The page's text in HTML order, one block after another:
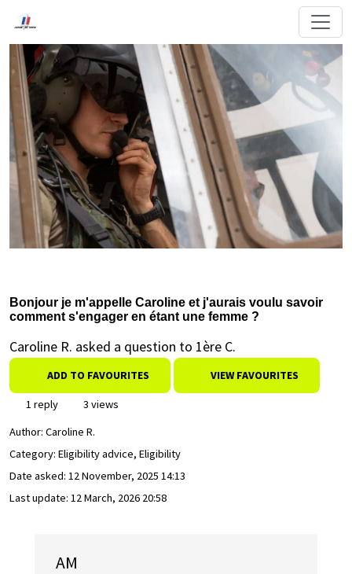
Bonjour je m'appelle Caroline et j'aurais voulu savoir
comment s'engager en étant une femme ?
Caroline R. asked a question to 1ère C.
ADD TO FAVOURITES VIEW FAVOURITES
1 reply
3 views
Author: Caroline R.
Category: Eligibility advice, Eligibility
Date asked: 12 November, 2025 14:13
Last update: 12 March, 2026 20:58
AM